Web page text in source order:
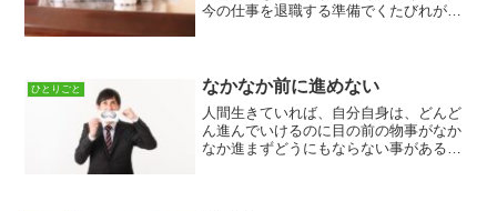
今の仕事を退職する準備でくたびれが出
活は全然できる方だが今回...
ひとりごと なかなか前に進めない
人間生きていれば、自分自身は、どんど
ん進んでいけるのに目の前の物事がなか
なか進まずどうにもならない事があると